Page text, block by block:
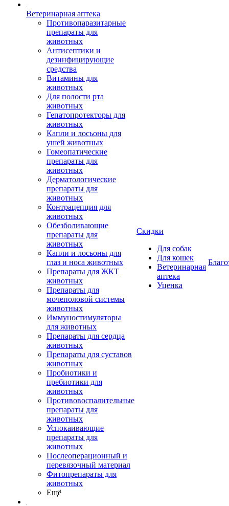
Ветеринарная аптека
Противопаразитарные
препараты для
животных
Антисептики и
дезинфицирующие
средства
Витамины для
животных
Для полости рта
животных
Гепатопротекторы для
животных
Капли и лосьоны для
ушей животных
Гомеопатические
препараты для
животных
Дерматологические
препараты для
животных
Контрацепция для
животных
Обезболивающие
препараты для
животных
Капли и лосьоны для
глаз и носа животных
Препараты для ЖКТ
животных
Препараты для
мочеполовой системы
животных
Иммуностимуляторы
для животных
Препараты для сердца
животных
Препараты для суставов
животных
Пробиотики и
пребиотики для
животных
Противовоспалительные
препараты для
животных
Успокаивающие
препараты для
животных
Послеоперационный и
перевязочный материал
Фитопрепараты для
животных
Ещё
Скидки
Для собак
Для кошек
Ветеринарная
аптека
Уценка